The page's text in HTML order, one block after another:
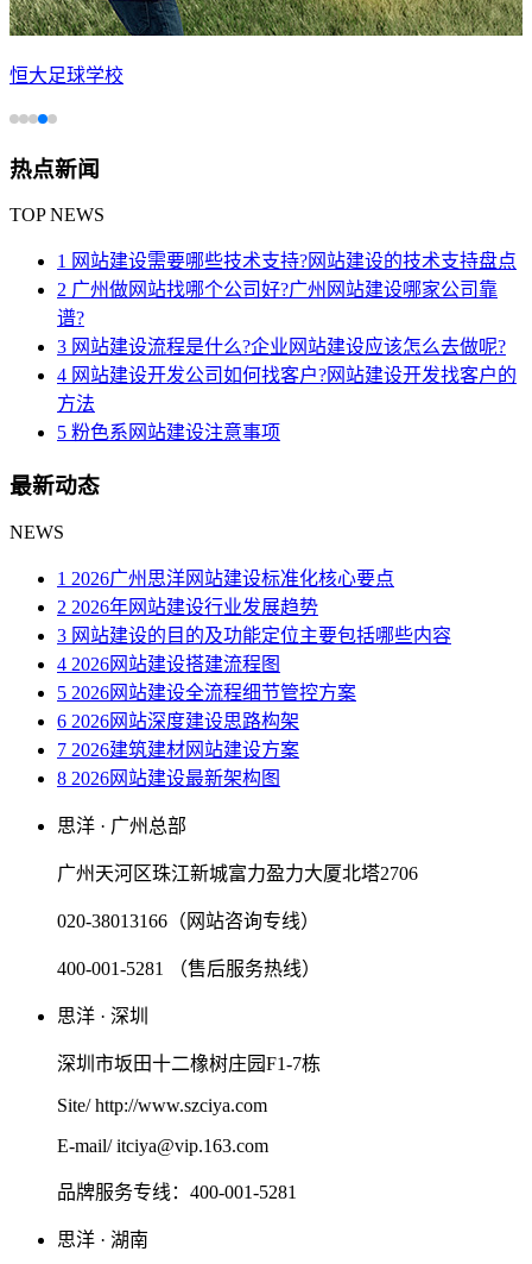
恒大足球学校
热点新闻
TOP NEWS
1 网站建设需要哪些技术支持?网站建设的技术支持盘点
2 广州做网站找哪个公司好?广州网站建设哪家公司靠
谱?
3 网站建设流程是什么?企业网站建设应该怎么去做呢?
4 网站建设开发公司如何找客户?网站建设开发找客户的
方法
5 粉色系网站建设注意事项
最新动态
NEWS
1 2026广州思洋网站建设标准化核心要点
2 2026年网站建设行业发展趋势
3 网站建设的目的及功能定位主要包括哪些内容
4 2026网站建设搭建流程图
5 2026网站建设全流程细节管控方案
6 2026网站深度建设思路构架
7 2026建筑建材网站建设方案
8 2026网站建设最新架构图
思洋 · 广州总部
广州天河区珠江新城富力盈力大厦北塔2706
020-38013166（网站咨询专线）
400-001-5281 （售后服务热线）
思洋 · 深圳
深圳市坂田十二橡树庄园F1-7栋
Site/ http://www.szciya.com
E-mail/ itciya@vip.163.com
品牌服务专线：400-001-5281
思洋 · 湖南